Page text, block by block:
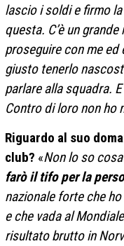
lascio i soldi e firmo
questa. C’è un
proseguire con me ed
giusto tenerlo
parlare alla squadra.
Contro di loro non ho
Riguardo al suo
club? «Non lo so
farò il tifo per la
nazionale forte che
e che vada al
risultato brutto in